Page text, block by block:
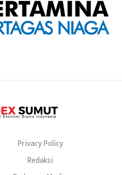
Privacy Policy
Redaksi